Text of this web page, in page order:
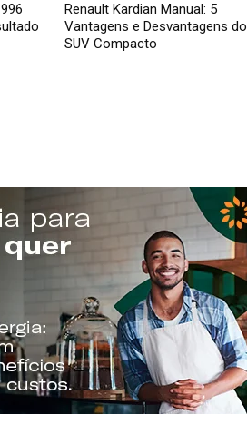
Renault Kardian Manual: 5
Vantagens e Desvantagens do
SUV Compacto